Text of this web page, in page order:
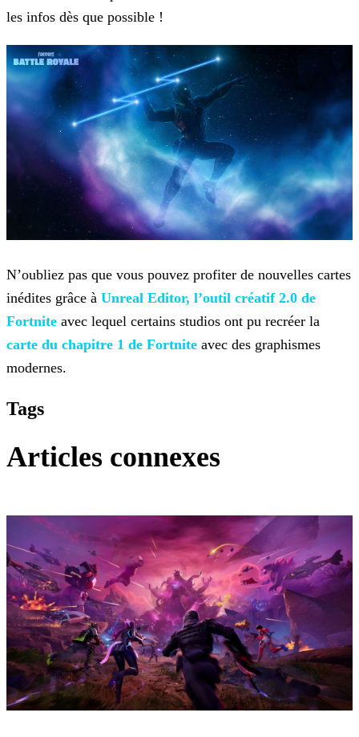
les infos dès que possible !
N’oubliez pas que vous pouvez profiter de nouvelles cartes
inédites grâce à Unreal Editor, l’outil créatif 2.0 de
Fortnite avec lequel certains studios ont pu recréer la
carte du chapitre 1 de Fortnite avec des graphismes
modernes.
Tags
Articles connexes